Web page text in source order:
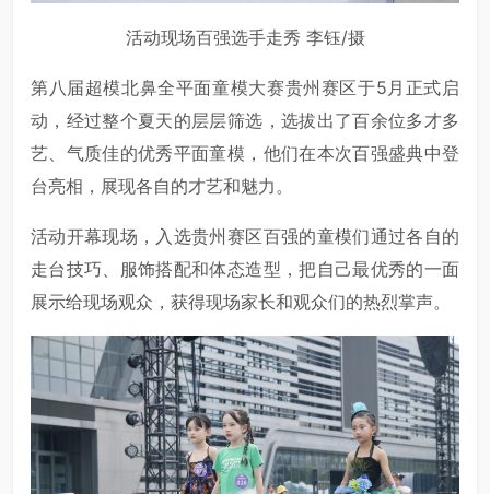
活动现场百强选手走秀 李钰/摄
第八届超模北鼻全平面童模大赛贵州赛区于5月正式启
动，经过整个夏天的层层筛选，选拔出了百余位多才多
艺、气质佳的优秀平面童模，他们在本次百强盛典中登
台亮相，展现各自的才艺和魅力。
活动开幕现场，入选贵州赛区百强的童模们通过各自的
走台技巧、服饰搭配和体态造型，把自己最优秀的一面
展示给现场观众，获得现场家长和观众们的热烈掌声。